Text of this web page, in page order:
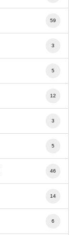
59
3
5
12
3
5
46
14
6